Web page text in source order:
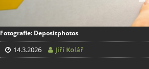
Fotografie: Depositphotos
14.3.2026 Jiří Kolář